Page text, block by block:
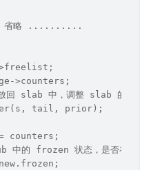
略 ..........
>counters;
回 slab 中，调整 slab 的
tail, prior);
counters;
中的 frozen 状态，是否在